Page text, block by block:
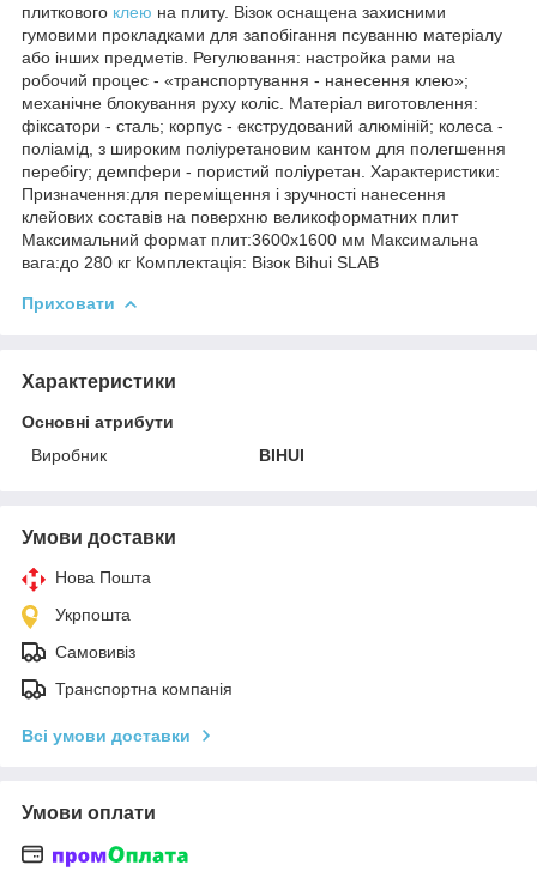
плиткового клею на плиту. Візок оснащена захисними
гумовими прокладками для запобігання псуванню матеріалу
або інших предметів. Регулювання: настройка рами на
робочий процес - «транспортування - нанесення клею»;
механічне блокування руху коліс. Матеріал виготовлення:
фіксатори - сталь; корпус - екструдований алюміній; колеса -
поліамід, з широким поліуретановим кантом для полегшення
перебігу; демпфери - пористий поліуретан. Характеристики:
Призначення:для переміщення і зручності нанесення
клейових составів на поверхню великоформатних плит
Максимальний формат плит:3600х1600 мм Максимальна
вага:до 280 кг Комплектація: Візок Bihui SLAB
Приховати
Характеристики
Основні атрибути
Виробник
BIHUI
Умови доставки
Нова Пошта
Укрпошта
Самовивіз
Транспортна компанія
Всі умови доставки
Умови оплати